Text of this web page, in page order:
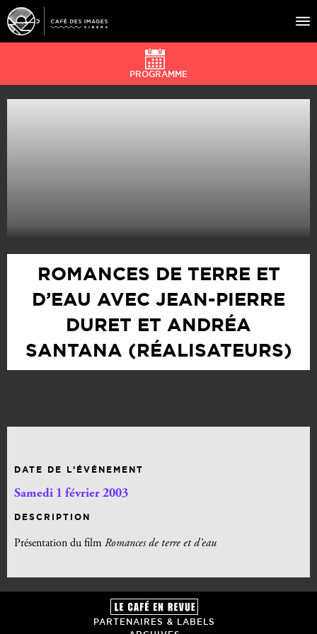
À L’AFFICHE
PROGRAMME
ROMANCES DE TERRE ET
D’EAU AVEC JEAN-PIERRE
DURET ET ANDRÉA
SANTANA (RÉALISATEURS)
DATE DE L’ÉVÉNEMENT
Samedi 1 février 2003
DESCRIPTION
Présentation du film Romances de terre et d’eau
PARTENAIRES & LABELS